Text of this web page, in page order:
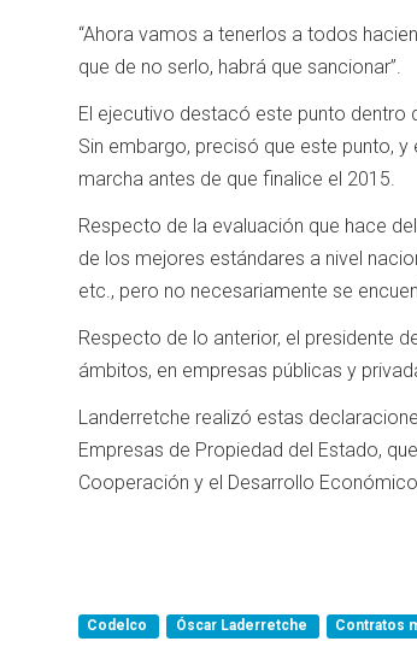
“Ahora vamos a tenerlos a todos
que de no serlo, habrá que sancionar”.
El ejecutivo destacó este punto dentro
Sin embargo, precisó que este punto,
marcha antes de que finalice el 2015.
Respecto de la evaluación que hace
de los mejores estándares a nivel
etc., pero no necesariamente se
Respecto de lo anterior, el presidente
ámbitos, en empresas públicas y
Landerretche realizó estas
Empresas de Propiedad del Estado,
Cooperación y el Desarrollo
Codelco Óscar Laderretche Contratos